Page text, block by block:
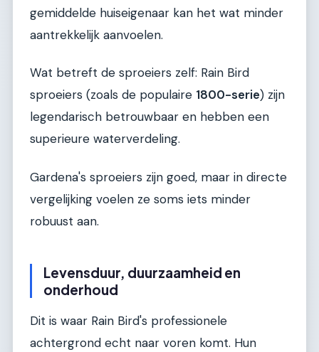
gemiddelde huiseigenaar kan het wat minder
aantrekkelijk aanvoelen.
Wat betreft de sproeiers zelf: Rain Bird
sproeiers (zoals de populaire 1800-serie) zijn
legendarisch betrouwbaar en hebben een
superieure waterverdeling.
Gardena's sproeiers zijn goed, maar in directe
vergelijking voelen ze soms iets minder
robuust aan.
Levensduur, duurzaamheid en
onderhoud
Dit is waar Rain Bird's professionele
achtergrond echt naar voren komt. Hun